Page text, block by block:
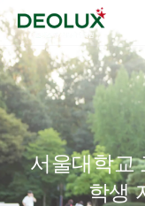
콘텐츠로
건너뛰기
서울대학교
학생